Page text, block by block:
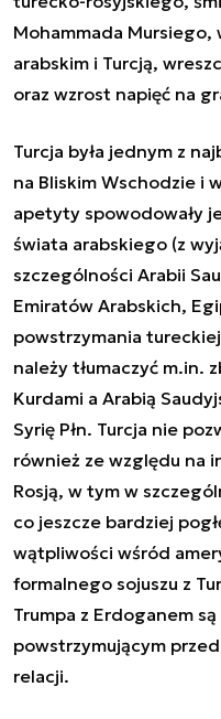
Mohammada
arabskim i Turcją,
oraz wzrost napięć na
Turcja była jednym z
na Bliskim Wschodzie i
apetyty spowodowały
świata arabskiego (z
szczególności Arabii
Emiratów Arabskich,
powstrzymania
należy tłumaczyć m.in.
Kurdami a Arabią
Syrię Płn. Turcja nie
również ze względu na
Rosją, w tym w
co jeszcze bardziej
wątpliwości wśród
formalnego sojuszu z
Trumpa z Erdoganem
powstrzymującym
relacji.